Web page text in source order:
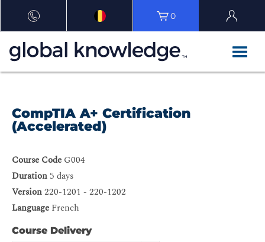
0
CompTIA A+ Certification
(Accelerated)
Course Code G004
Duration 5 days
Version220-1201 - 220-1202
Language French
Course Delivery